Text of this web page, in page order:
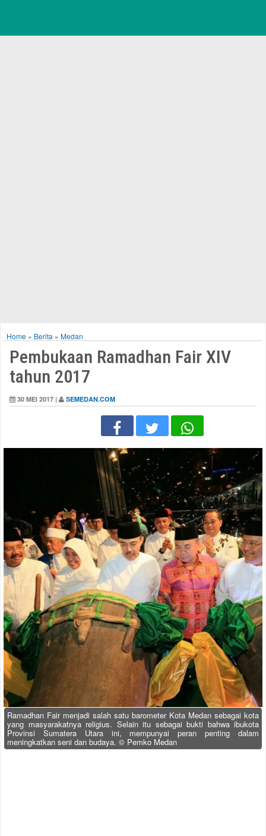
Home » Berita » Medan
Pembukaan Ramadhan Fair XIV
tahun 2017
30 MEI 2017 | SEMEDAN.COM
Ramadhan Fair menjadi salah satu barometer Kota Medan sebagai kota
yang masyarakatnya religius. Selain itu sebagai bukti bahwa ibukota
Provinsi Sumatera Utara ini, mempunyai peran penting dalam
meningkatkan seni dan budaya. © Pemko Medan